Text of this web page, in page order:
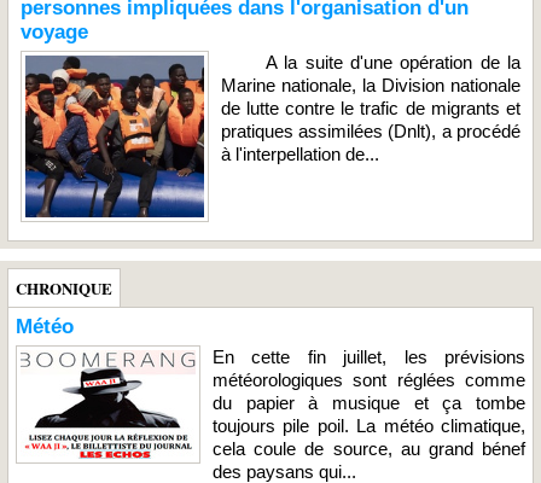
personnes impliquées dans l'organisation d'un
voyage
A la suite d'une opération de la
Marine nationale, la Division nationale
de lutte contre le trafic de migrants et
pratiques assimilées (Dnlt), a procédé
à l'interpellation de...
CHRONIQUE
Météo
En cette fin juillet, les prévisions
météorologiques sont réglées comme
du papier à musique et ça tombe
toujours pile poil. La météo climatique,
cela coule de source, au grand bénef
des paysans qui...